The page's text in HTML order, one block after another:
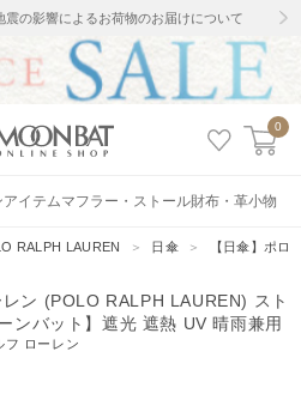
の影響によるお荷物のお届けについて
0
アイテムマフラー・ストール財布・革小物
RALPH LAUREN ＞ 日傘 ＞ 【日傘】ポ
ン (POLO RALPH LAUREN) スト
ンバット】遮光 遮熱 UV 晴雨兼用
フ ローレン